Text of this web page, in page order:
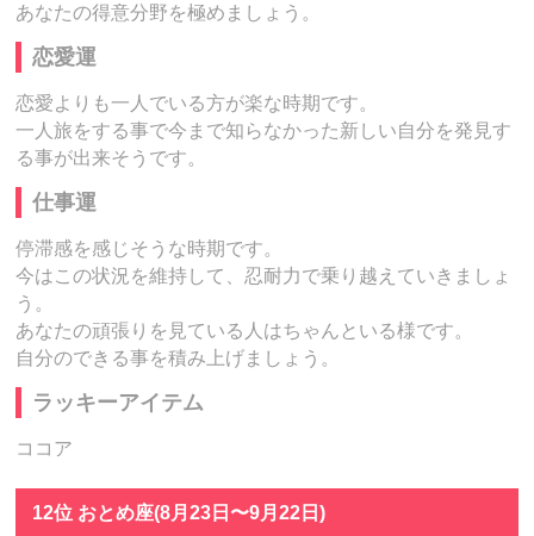
あなたの得意分野を極めましょう。
恋愛運
恋愛よりも一人でいる方が楽な時期です。
一人旅をする事で今まで知らなかった新しい自分を発見す
る事が出来そうです。
仕事運
停滞感を感じそうな時期です。
今はこの状況を維持して、忍耐力で乗り越えていきましょ
う。
あなたの頑張りを見ている人はちゃんといる様です。
自分のできる事を積み上げましょう。
ラッキーアイテム
ココア
12位 おとめ座(8月23日〜9月22日)